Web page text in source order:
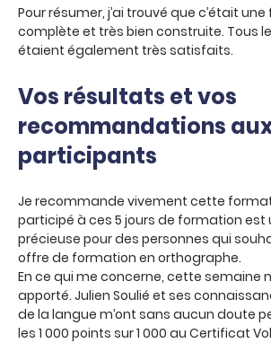
Pour résumer, j’ai trouvé que c’était
complète et très bien construite. Tous
étaient également très satisfaits.
Vos résultats et vos
recommandations
participants
Je recommande vivement cette
participé à ces 5 jours de formation est
précieuse pour des personnes qui
offre de formation en orthographe.
En ce qui me concerne, cette semaine
apporté. Julien Soulié et ses
de la langue m’ont sans aucun doute
les 1 000 points sur 1 000 au Certificat